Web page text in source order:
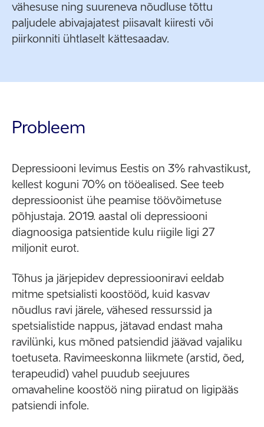
vähesuse ning suureneva nõudluse tõttu
paljudele abivajajatest piisavalt kiiresti või
piirkonniti ühtlaselt kättesaadav.
Probleem
Depressiooni levimus Eestis on 3% rahvastikust,
kellest koguni 70% on tööealised. See teeb
depressioonist ühe peamise töövõimetuse
põhjustaja. 2019. aastal oli depressiooni
diagnoosiga patsientide kulu riigile ligi 27
miljonit eurot.
Tõhus ja järjepidev depressiooniravi eeldab
mitme spetsialisti koostööd, kuid kasvav
nõudlus ravi järele, vähesed ressurssid ja
spetsialistide nappus, jätavad endast maha
ravilünki, kus mõned patsiendid jäävad vajaliku
toetuseta. Ravimeeskonna liikmete (arstid, õed,
terapeudid) vahel puudub seejuures
omavaheline koostöö ning piiratud on ligipääs
patsiendi infole.